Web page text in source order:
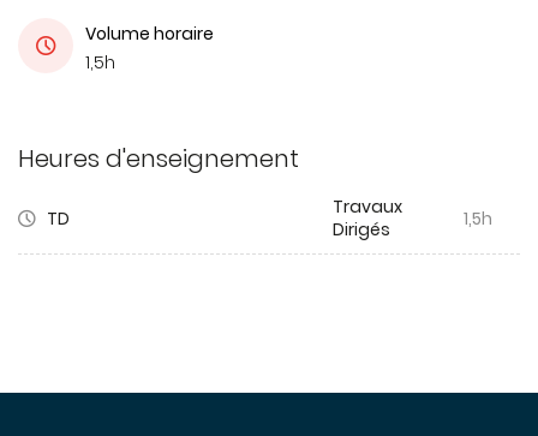
Volume horaire
1,5h
Heures d'enseignement
TD
Travaux
Dirigés
1,5h